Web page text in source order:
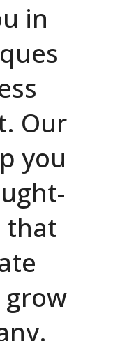
in
Our
you
that